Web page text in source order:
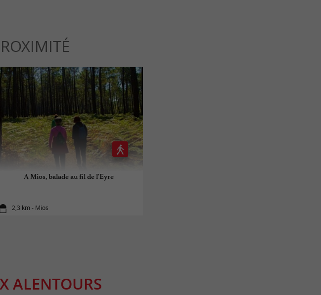
A Mios, balade au fil de l'Eyre
2,3 km - Mios
ALENTOURS